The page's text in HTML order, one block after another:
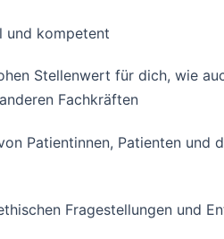
und kompetent
Stellenwert für dich, wie
Fachkräften
Patientinnen, Patienten und
Fragestellungen und